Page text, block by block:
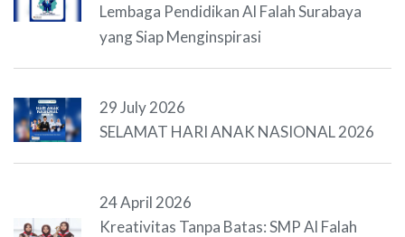
Lembaga Pendidikan Al Falah Surabaya
yang Siap Menginspirasi
29 July 2026
SELAMAT HARI ANAK NASIONAL 2026
24 April 2026
Kreativitas Tanpa Batas: SMP Al Falah